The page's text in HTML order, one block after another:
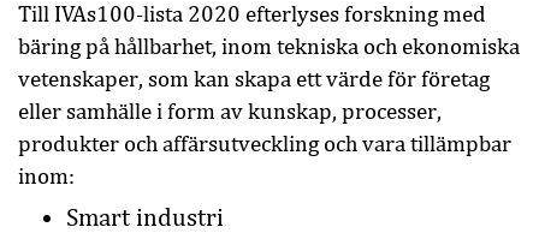
Till IVAs100-lista 2020 efterlyses forskning med
bäring på hållbarhet, inom tekniska och ekonomiska
vetenskaper, som kan skapa ett värde för företag
eller samhälle i form av kunskap, processer,
produkter och affärsutveckling och vara tillämpbar
inom:
Smart industri